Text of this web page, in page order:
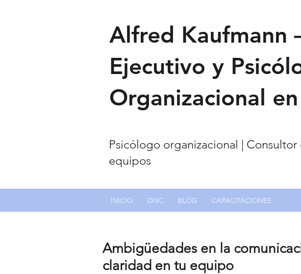
Alfred Kaufmann
Ejecutivo y
Organizacional
Psicólogo organizacional |
equipos
INICIO DISC BLOG CAPACITACIONES
Ambigüedades en la
claridad en tu equipo